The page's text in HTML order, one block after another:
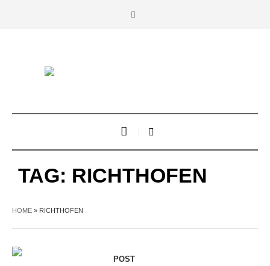
TAG: RICHTHOFEN
HOME » RICHTHOFEN
POST